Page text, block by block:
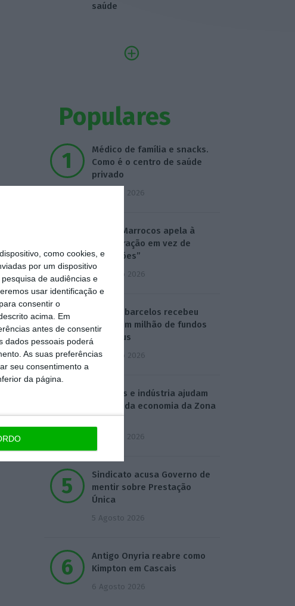
como cookies, e
por um dispositivo
de audiências e
usar identificação e
consentir o
acima. Em
antes de consentir
dados pessoais poderá
As suas preferências
seu consentimento a
da página.
saúde
Populares
Médico de família e snacks.
Como é o centro de saúde
privado
5 Agosto 2026
Ceuta: Marrocos apela à
“cooperação em vez de
acusações”
4 Agosto 2026
Construbarcelos recebeu
quase um milhão de fundos
europeus
4 Agosto 2026
Serviços e indústria ajudam
retoma da economia da Zona
Euro
5 Agosto 2026
Sindicato acusa Governo de
mentir sobre Prestação
Única
5 Agosto 2026
Antigo Onyria reabre como
Kimpton em Cascais
6 Agosto 2026